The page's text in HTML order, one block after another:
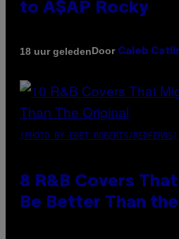
to A$AP Rocky
18 uur geledenDoor Caleb
(PHOTO BY EBET ROBERTS/REDFERNS)
8 R&B Covers
Be Better Than